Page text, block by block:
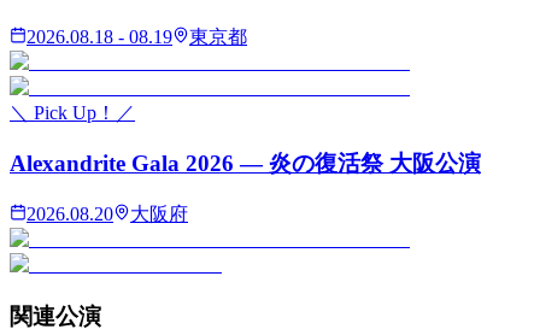
2026.08.18 - 08.19 東京都
＼ Pick Up！／
Alexandrite Gala 2026 — 炎の復活祭 大阪公演
2026.08.20 大阪府
関連公演